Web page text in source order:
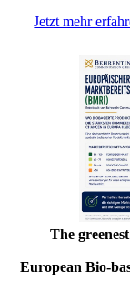
Jetzt mehr
The
European Bio-